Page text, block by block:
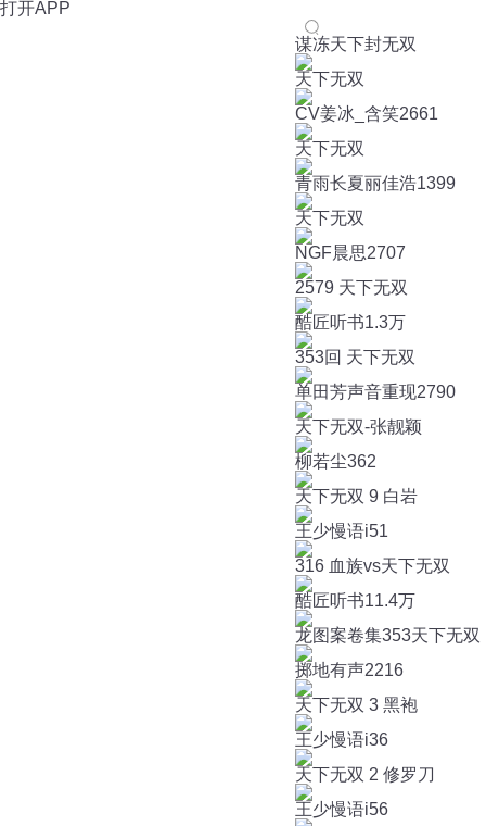
打开APP
谋冻天下封无双
天下无双
CV姜冰_含笑2661
天下无双
青雨长夏丽佳浩1399
天下无双
NGF晨思2707
2579 天下无双
酷匠听书1.3万
353回 天下无双
单田芳声音重现2790
天下无双-张靓颖
柳若尘362
天下无双 9 白岩
王少慢语i51
316 血族vs天下无双
酷匠听书11.4万
龙图案卷集353天下无双
掷地有声2216
天下无双 3 黑袍
王少慢语i36
天下无双 2 修罗刀
王少慢语i56